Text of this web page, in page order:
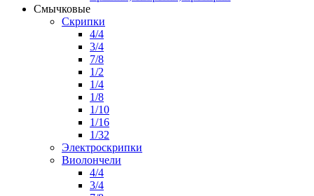
Смычковые
Скрипки
4/4
3/4
7/8
1/2
1/4
1/8
1/10
1/16
1/32
Электроскрипки
Виолончели
4/4
3/4